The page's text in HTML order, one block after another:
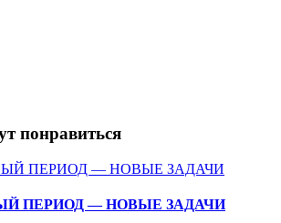
понравиться
ПЕРИОД — НОВЫЕ ЗАДАЧИ